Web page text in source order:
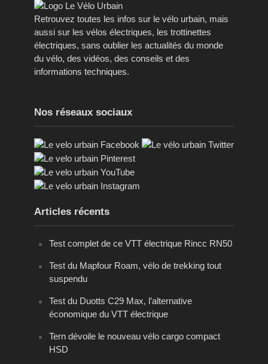
Retrouvez toutes les infos sur le vélo urbain, mais
aussi sur les vélos électriques, les trottinettes
électriques, sans oublier les actualités du monde
du vélo, des vidéos, des conseils et des
informations techniques.
Nos réseaux sociaux
Articles récents
Test complet de ce VTT électrique Rincc RN50
Test du Mapfour Roam, vélo de trekking tout
suspendu
Test du Duotts C29 Max, l’alternative
économique du VTT électrique
Tern dévoile le nouveau vélo cargo compact
HSD